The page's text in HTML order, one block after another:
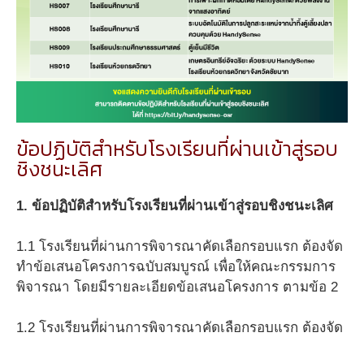
ข้อปฏิบัติสำหรับโรงเรียนที่ผ่านเข้าสู่รอบ
ชิงชนะเลิศ
1. ข้อปฏิบัติสำหรับโรงเรียนที่ผ่านเข้าสู่รอบชิงชนะเลิศ
1.1 โรงเรียนที่ผ่านการพิจารณาคัดเลือกรอบแรก ต้องจัด
ทำข้อเสนอโครงการฉบับสมบูรณ์ เพื่อให้คณะกรรมการ
พิจารณา โดยมีรายละเอียดข้อเสนอโครงการ ตามข้อ 2
1.2 โรงเรียนที่ผ่านการพิจารณาคัดเลือกรอบแรก ต้องจัด